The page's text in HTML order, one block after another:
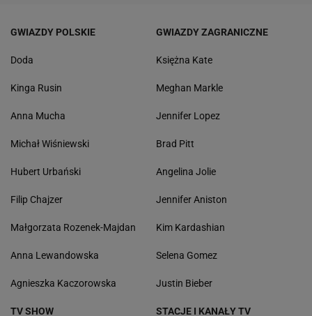
GWIAZDY POLSKIE
Doda
Kinga Rusin
Anna Mucha
Michał Wiśniewski
Hubert Urbański
Filip Chajzer
Małgorzata Rozenek-Majdan
Anna Lewandowska
Agnieszka Kaczorowska
GWIAZDY ZAGRANICZNE
Księżna Kate
Meghan Markle
Jennifer Lopez
Brad Pitt
Angelina Jolie
Jennifer Aniston
Kim Kardashian
Selena Gomez
Justin Bieber
TV SHOW STACJE I KANAŁY TV